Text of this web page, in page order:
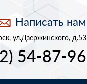
Написать нам
ул.Дзержинского, д.53
54-87-96